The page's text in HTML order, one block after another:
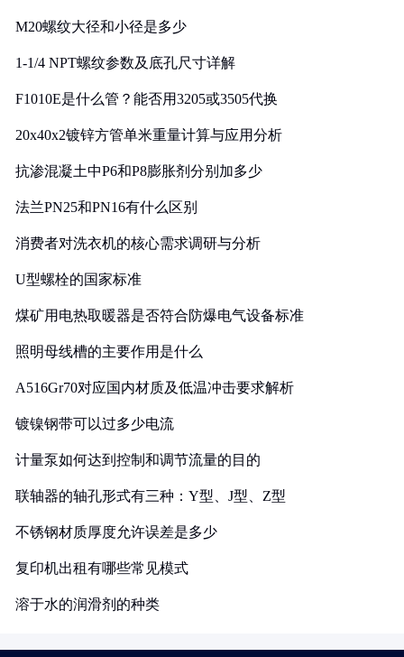
M20螺纹大径和小径是多少
1-1/4 NPT螺纹参数及底孔尺寸详解
F1010E是什么管？能否用3205或3505代换
20x40x2镀锌方管单米重量计算与应用分析
抗渗混凝土中P6和P8膨胀剂分别加多少
法兰PN25和PN16有什么区别
消费者对洗衣机的核心需求调研与分析
U型螺栓的国家标准
煤矿用电热取暖器是否符合防爆电气设备标准
照明母线槽的主要作用是什么
A516Gr70对应国内材质及低温冲击要求解析
镀镍钢带可以过多少电流
计量泵如何达到控制和调节流量的目的
联轴器的轴孔形式有三种：Y型、J型、Z型
不锈钢材质厚度允许误差是多少
复印机出租有哪些常见模式
溶于水的润滑剂的种类